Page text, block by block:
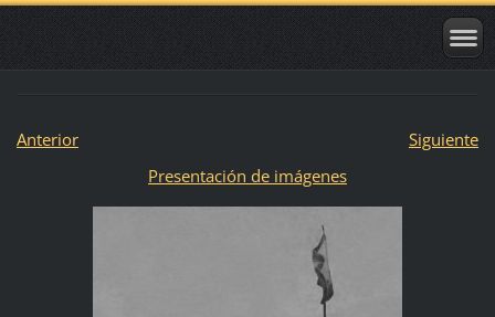
Anterior
Siguiente
Presentación de imágenes